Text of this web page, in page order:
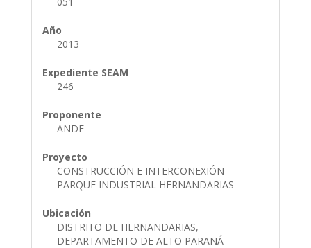
Año
2013
Expediente SEAM
246
Proponente
ANDE
Proyecto
CONSTRUCCIÓN E INTERCONEXIÓN
PARQUE INDUSTRIAL HERNANDARIAS
Ubicación
DISTRITO DE HERNANDARIAS,
DEPARTAMENTO DE ALTO PARANÁ